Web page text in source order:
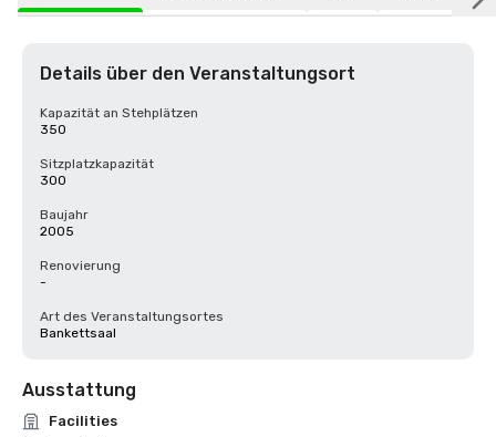
Details über den Veranstaltungsort
Kapazität an Stehplätzen
350
Sitzplatzkapazität
300
Baujahr
2005
Renovierung
-
Art des Veranstaltungsortes
Bankettsaal
Ausstattung
Facilities